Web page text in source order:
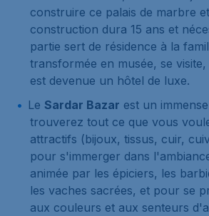
construire ce palais de marbre
construction dura 15 ans et
partie sert de résidence à la
transformée en musée, se
est devenue un hôtel de luxe.
Le Sardar Bazar est un
trouverez tout ce que vous
attractifs (bijoux, tissus, cuir,
pour s'immerger dans
animée par les épiciers, les
les vaches sacrées, et pour se
aux couleurs et aux senteurs